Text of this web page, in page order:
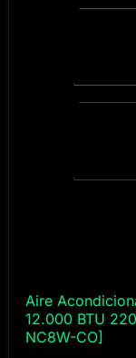
Aire
12.000 BTU
NC8W-CO]